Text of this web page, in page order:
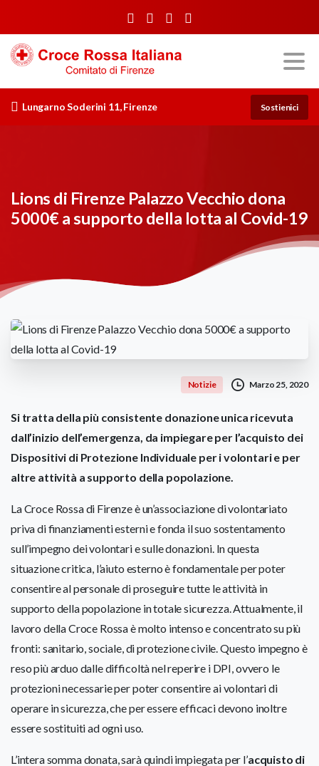
Lungarno Soderini 11, Firenze Sostienici
Lions di Firenze Palazzo Vecchio dona
5000€ a supporto della lotta al Covid-19
Notizie Marzo 25, 2020
Si tratta della più consistente donazione unica ricevuta
dall’inizio dell’emergenza, da impiegare per l’acquisto dei
Dispositivi di Protezione Individuale per i volontari e per
altre attività a supporto della popolazione.
La Croce Rossa di Firenze è un’associazione di volontariato
priva di finanziamenti esterni e fonda il suo sostentamento
sull’impegno dei volontari e sulle donazioni. In questa
situazione critica, l’aiuto esterno è fondamentale per poter
consentire al personale di proseguire tutte le attività in
supporto della popolazione in totale sicurezza. Attualmente, il
lavoro della Croce Rossa è molto intenso e concentrato su più
fronti: sanitario, sociale, di protezione civile. Questo impegno è
reso più arduo dalle difficoltà nel reperire i DPI, ovvero le
protezioni necessarie per poter consentire ai volontari di
operare in sicurezza, che per essere efficaci devono inoltre
essere sostituiti ad ogni uso.
L’intera somma donata, sarà quindi impiegata per l’acquisto di